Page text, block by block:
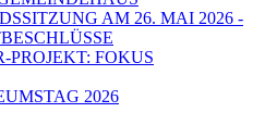
AM 26. MAI 2026 -
PROJEKT: FOKUS
2026